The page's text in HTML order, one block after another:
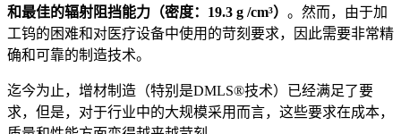
和最佳的辐射阻挡能力（密度：19.3 g /cm³） 。然而，由于加
工钨的困难和对医疗设备中使用的苛刻要求，因此需要非常精
确和可靠的制造技术。
迄今为止，增材制造（特别是DMLS®技术）已经满足了要
求，但是，对于行业中的大规模采用而言，这些要求在成本，